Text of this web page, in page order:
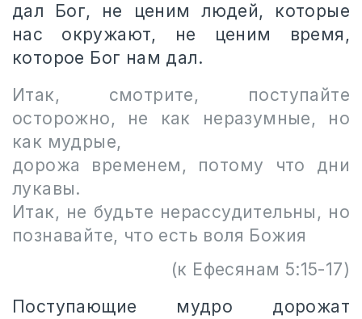
дал Бог, не ценим людей, которые
нас окружают, не ценим время,
которое Бог нам дал.
Итак, смотрите, поступайте
осторожно, не как неразумные, но
как мудрые,
дорожа временем, потому что дни
лукавы.
Итак, не будьте нерассудительны, но
познавайте, что есть воля Божия
(к Ефесянам 5:15-17)
Поступающие мудро дорожат